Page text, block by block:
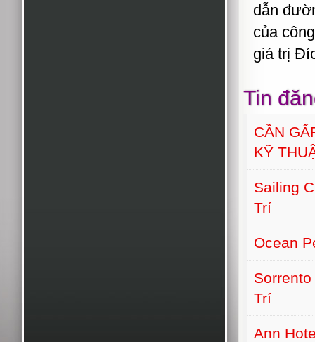
dẫn
của
giá trị
Tin
CẦN
KỸ
Sailing
Trí
Ocean
Trí
Ann